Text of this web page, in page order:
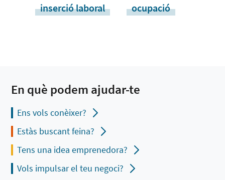
inserció laboral
ocupació
En què podem ajudar-te
Ens vols conèixer?
Estàs buscant feina?
Tens una idea emprenedora?
Vols impulsar el teu negoci?